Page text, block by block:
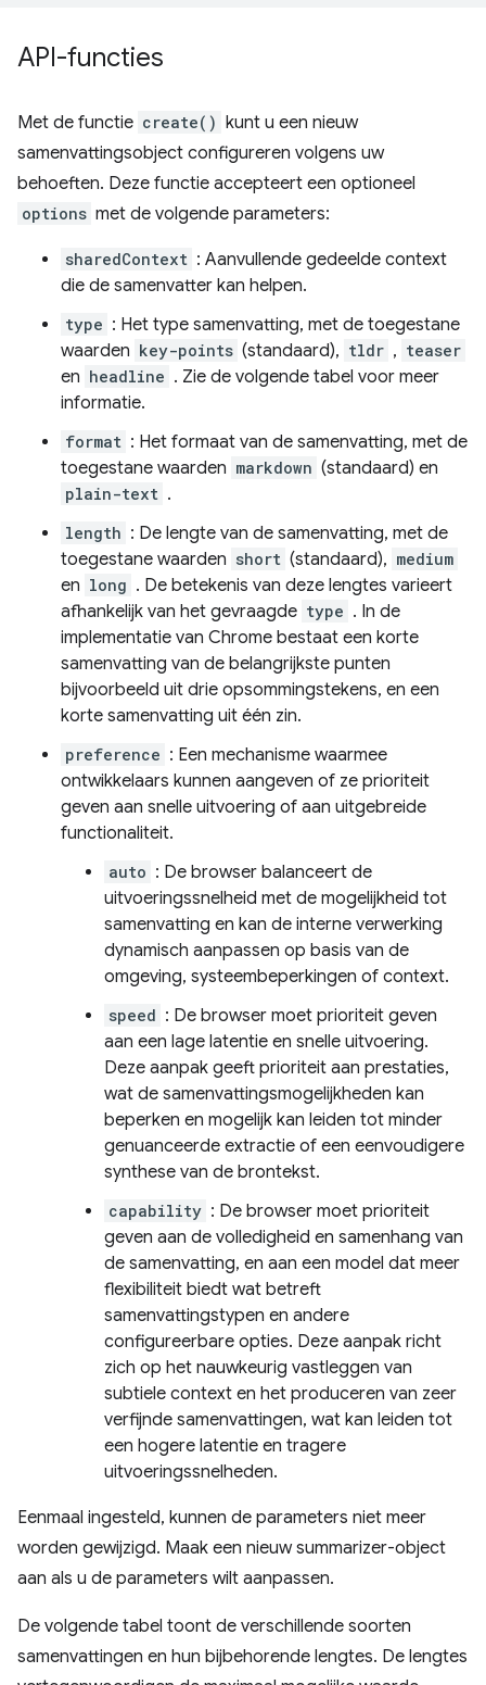
API-functies
Met de functie create() kunt u een nieuw
samenvattingsobject configureren volgens uw
behoeften. Deze functie accepteert een optioneel
options met de volgende parameters:
sharedContext : Aanvullende gedeelde context
die de samenvatter kan helpen.
type : Het type samenvatting, met de toegestane
waarden key-points (standaard), tldr , teaser
en headline . Zie de volgende tabel voor meer
informatie.
format : Het formaat van de samenvatting, met de
toegestane waarden markdown (standaard) en
plain-text .
length : De lengte van de samenvatting, met de
toegestane waarden short (standaard), medium
en long . De betekenis van deze lengtes varieert
afhankelijk van het gevraagde type . In de
implementatie van Chrome bestaat een korte
samenvatting van de belangrijkste punten
bijvoorbeeld uit drie opsommingstekens, en een
korte samenvatting uit één zin.
preference : Een mechanisme waarmee
ontwikkelaars kunnen aangeven of ze prioriteit
geven aan snelle uitvoering of aan uitgebreide
functionaliteit.
auto : De browser balanceert de
uitvoeringssnelheid met de mogelijkheid tot
samenvatting en kan de interne verwerking
dynamisch aanpassen op basis van de
omgeving, systeembeperkingen of context.
speed : De browser moet prioriteit geven
aan een lage latentie en snelle uitvoering.
Deze aanpak geeft prioriteit aan prestaties,
wat de samenvattingsmogelijkheden kan
beperken en mogelijk kan leiden tot minder
genuanceerde extractie of een eenvoudigere
synthese van de brontekst.
capability : De browser moet prioriteit
geven aan de volledigheid en samenhang van
de samenvatting, en aan een model dat meer
flexibiliteit biedt wat betreft
samenvattingstypen en andere
configureerbare opties. Deze aanpak richt
zich op het nauwkeurig vastleggen van
subtiele context en het produceren van zeer
verfijnde samenvattingen, wat kan leiden tot
een hogere latentie en tragere
uitvoeringssnelheden.
Eenmaal ingesteld, kunnen de parameters niet meer
worden gewijzigd. Maak een nieuw summarizer-object
aan als u de parameters wilt aanpassen.
De volgende tabel toont de verschillende soorten
samenvattingen en hun bijbehorende lengtes. De lengtes